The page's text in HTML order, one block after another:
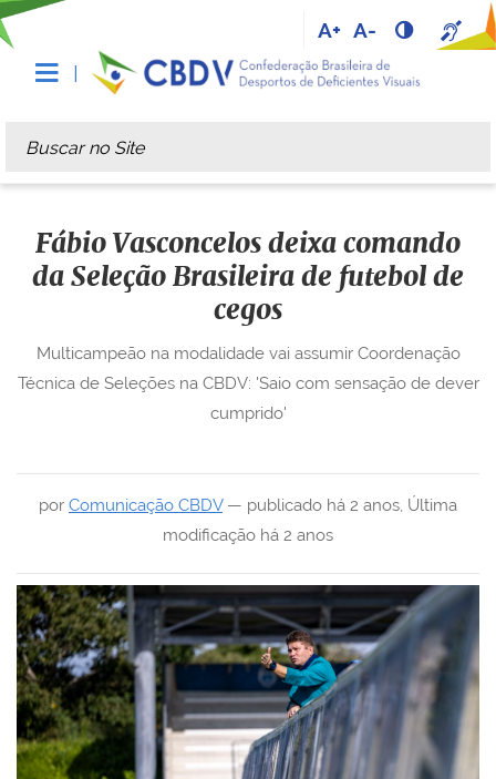
A+ A-
Busca
Busca Avançada…
Fábio Vasconcelos deixa comando
da Seleção Brasileira de futebol de
cegos
por Comunicação CBDV— publicado há 2 anos, Última
modificação há 2 anos
Multicampeão na modalidade vai assumir Coordenação
Técnica de Seleções na CBDV: 'Saio com sensação de dever
cumprido'